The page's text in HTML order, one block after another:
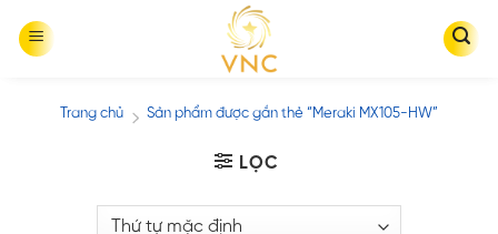
Trang chủ / Sản phẩm được gắn thẻ “Meraki MX105-HW”
LỌC